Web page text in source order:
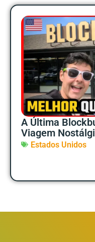
A Última
Viagem
Estados Unidos